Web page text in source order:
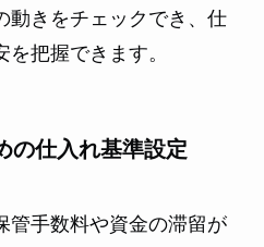
動きをチェックでき、仕
把握できます。
の仕入れ基準設定
管手数料や資金の滞留が